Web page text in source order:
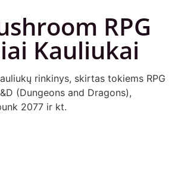
RPG
Kauliukai
rinkinys, skirtas tokiems RPG
(Dungeons and Dragons),
2077 ir kt.